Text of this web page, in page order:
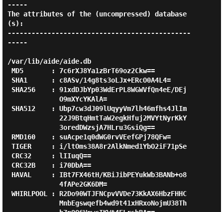
-----
The attributes of the (uncompressed) database
(s):
----------------------------------------------
-----
/var/lib/aide/aide.db